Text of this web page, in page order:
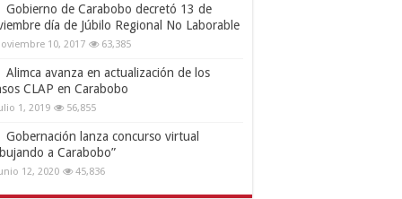
Gobierno de Carabobo decretó 13 de
día de Júbilo Regional No Laborable
10, 2017 63,385
Alimca avanza en actualización de los
CLAP en Carabobo
1, 2019 56,855
Gobernación lanza concurso virtual
a Carabobo”
12, 2020 45,836